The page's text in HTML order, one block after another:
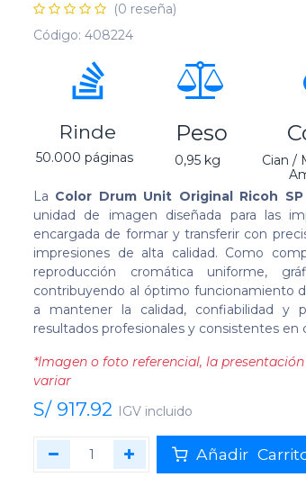
(0 reseña)
Código: 408224
Rinde
50.000 páginas
Peso
0,95 kg
Cian /
La Color Drum Unit Original Ricoh
unidad de imagen diseñada para las
encargada de formar y transferir con
impresiones de alta calidad. Como
reproducción cromática uniforme,
contribuyendo al óptimo funcionamiento
a mantener la calidad, confiabilidad y
resultados profesionales y consistentes en
*Imagen o foto referencial, la
variar
S/ 917.92 IGV incluido
Añadir